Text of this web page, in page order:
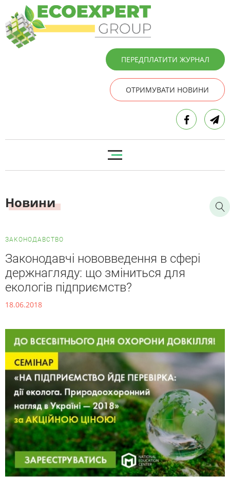
ПЕРЕДПЛАТИТИ ЖУРНАЛ
ОТРИМУВАТИ НОВИНИ
Новини
ЗАКОНОДАВСТВО
Законодавчі нововведення в сфері
держнагляду: що зміниться для
екологів підприємств?
18.06.2018